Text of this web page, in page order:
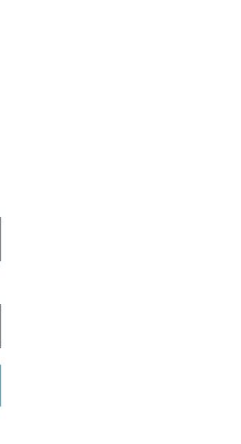
Wert ein oder